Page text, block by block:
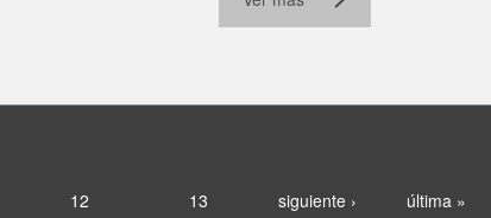
12 13 siguiente › última »